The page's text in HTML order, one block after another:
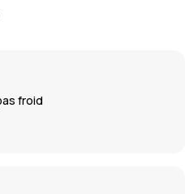
froid